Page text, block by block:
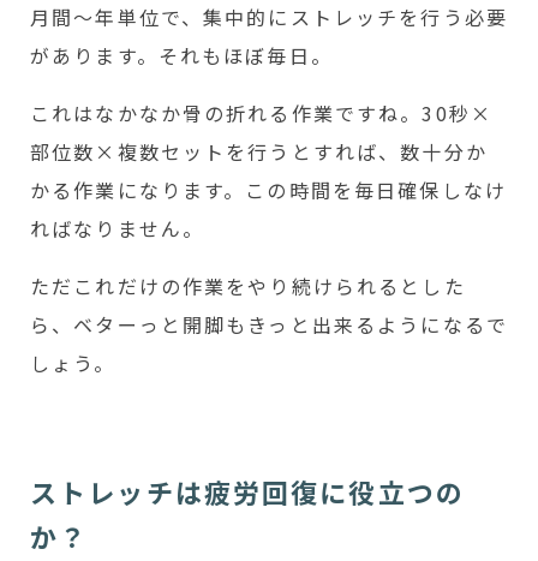
月間～年単位で、集中的にストレッチを行う必要
があります。それもほぼ毎日。
これはなかなか骨の折れる作業ですね。30秒×
部位数×複数セットを行うとすれば、数十分か
かる作業になります。この時間を毎日確保しなけ
ればなりません。
ただこれだけの作業をやり続けられるとした
ら、ベターっと開脚もきっと出来るようになるで
しょう。
ストレッチは疲労回復に役立つの
か？